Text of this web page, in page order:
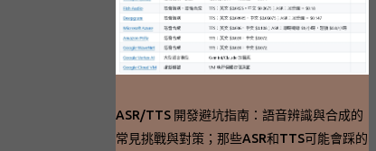
ASR/TTS 開發避坑指南：語音辨識與合成的
常見挑戰與對策；那些ASR和TTS可能會踩的